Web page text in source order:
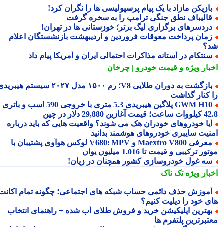
مازاد با یک پیام پرسپولیسی ها را نگران کرد!
نطق جنگی ترامپ را به سخره گرفت
برگزاری لیگ برتر؛ خوزستانی ها در تهران!
پرداخت معوقات فروردین و اردیبهشت بازنشستگان اعلام
در آستانه مذاکرات احتمالی ایران و آمریکا پیام داد
ویژهو قیمت خودرو | چرخان
بازگشت به دوران طلایی V8؛ رم ۱۵۰۰ مدل ۲۰۲۷ سیستم هیبریدی
کنار گذاشت
GWM H10 پلاگین هیبریدی 5.3 متری با خروجی 590 اسب و باتری
29,880 دلار در چین
خودروهای خودران هک می شوند؟ واقعیت هایی که باید درباره
سایبری خودروهای هوشمند بدانید
معرفی Maextro V800 و V680: MPV لوکس هوآوی پشتیبان با
ترکیبی و قیمت تا 1.016 میلیون یوان
غول خودروسازی کشور همچنان در زیان!
ویژهتک ناک
حذف دائمی حساب شبکه های اجتماعی؛ چگونه تمام اکانت
خود را دیلیت کنیم؟
اپلیکیشن خرید و فروش طلای آب شده + راهنمای انتخاب
پلتفرم ها